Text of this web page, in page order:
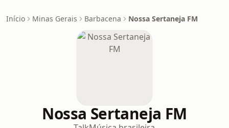
Início Minas Gerais Barbacena Nossa Sertaneja FM
Nossa Sertaneja FM